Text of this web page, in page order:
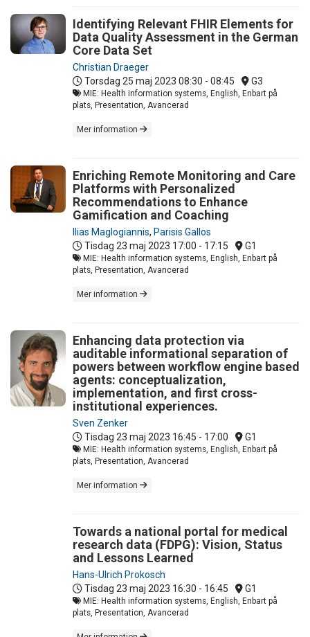
Identifying Relevant FHIR Elements for
Data Quality Assessment in the German
Core Data Set
Christian Draeger
Torsdag 25 maj 2023 08:30 - 08:45 G3
MIE: Health information systems, English, Enbart på
plats, Presentation, Avancerad
Mer information
Enriching Remote Monitoring and Care
Platforms with Personalized
Recommendations to Enhance
Gamification and Coaching
Ilias Maglogiannis, Parisis Gallos
Tisdag 23 maj 2023 17:00 - 17:15 G1
MIE: Health information systems, English, Enbart på
plats, Presentation, Avancerad
Mer information
Enhancing data protection via
auditable informational separation of
powers between workflow engine based
agents: conceptualization,
implementation, and first cross-
institutional experiences.
Sven Zenker
Tisdag 23 maj 2023 16:45 - 17:00 G1
MIE: Health information systems, English, Enbart på
plats, Presentation, Avancerad
Mer information
Towards a national portal for medical
research data (FDPG): Vision, Status
and Lessons Learned
Hans-Ulrich Prokosch
Tisdag 23 maj 2023 16:30 - 16:45 G1
MIE: Health information systems, English, Enbart på
plats, Presentation, Avancerad